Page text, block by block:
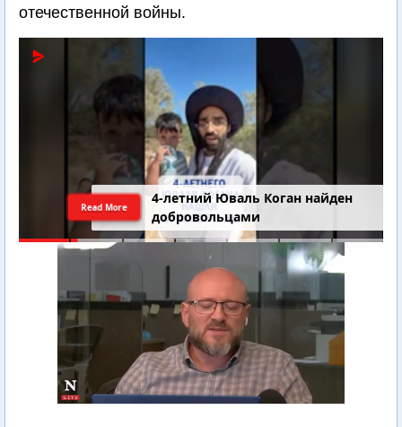
отечественной войны.
4-летний Юваль Коган найден
добровольцами
Read More